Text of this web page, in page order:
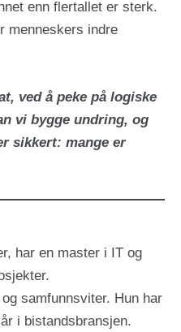
enn flertallet er sterk.
menneskers indre
ved å peke på logiske
vi bygge undring, og
sikkert: mange er
har en master i IT og
samfunnsviter. Hun har
i bistandsbransjen.